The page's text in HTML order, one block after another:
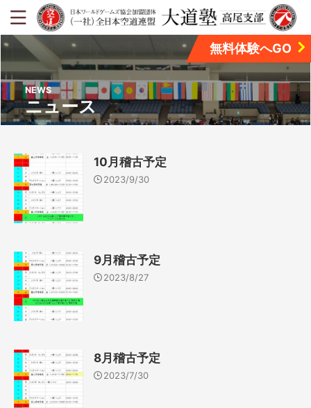
無料体験へGO
NEWS
ニュース
10月稽古予定
2023/9/30
9月稽古予定
2023/8/27
8月稽古予定
2023/7/30